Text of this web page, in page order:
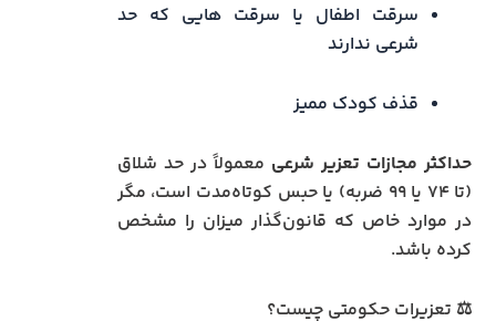
سرقت اطفال یا سرقت‌ هایی که حد
شرعی ندارند
قذف کودک ممیز
حداکثر مجازات تعزیر شرعی معمولاً در حد شلاق
(تا ۷۴ یا ۹۹ ضربه) یا حبس کوتاه‌مدت است، مگر
در موارد خاص که قانون‌گذار میزان را مشخص
کرده باشد.
⚖️ تعزیرات حکومتی چیست؟